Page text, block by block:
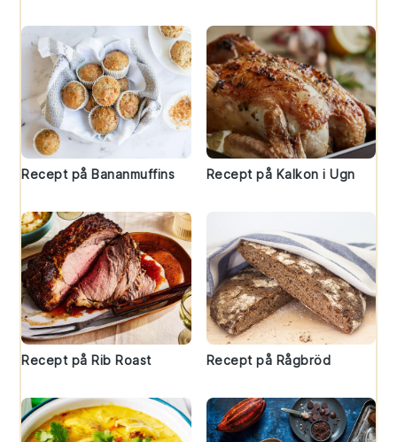
Recept på Bananmuffins Recept på Kalkon i Ugn
Recept på Rib Roast Recept på Rågbröd